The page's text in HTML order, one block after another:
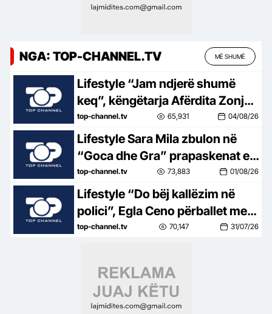
NGA: TOP-CHANNEL.TV MË SHUMË
Lifestyle “Jam ndjerë shumë
keq”, këngëtarja Afërdita Zonja:
Parashqevinë nuk e kam takuar
në Amerikë. Po të ishte në
Shqipëri…
top-channel.tv 65,931 04/08/26
Lifestyle Sara Mila zbulon në
“Goca dhe Gra” prapaskenat e
jetës së saj politike: Teatër jo i
bukur, nuk është aq tragjike sa
duket
top-channel.tv 73,883 01/08/26
Lifestyle “Do bëj kallëzim në
polici”, Egla Ceno përballet me
një situatë të vështirë rreziku:
top-channel.tv 70,147 31/07/26